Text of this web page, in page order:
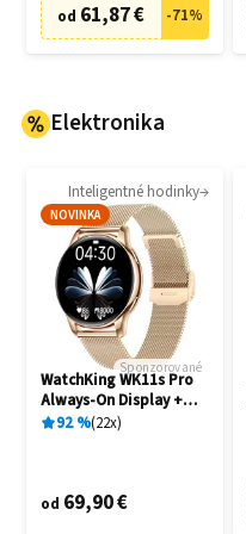
od 61,87 € -71%
Elektronika
Inteligentné hodinky
NOVINKA
Sponzorované
WatchKing WK11s Pro
Always-On Display +
Extra remienok
92% 22x
od 69,90 €